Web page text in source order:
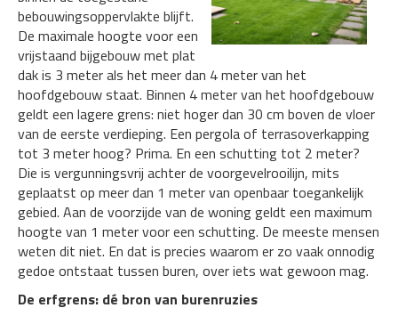
bebouwingsoppervlakte blijft.
De maximale hoogte voor een
vrijstaand bijgebouw met plat
dak is 3 meter als het meer dan 4 meter van het
hoofdgebouw staat. Binnen 4 meter van het hoofdgebouw
geldt een lagere grens: niet hoger dan 30 cm boven de vloer
van de eerste verdieping. Een pergola of terrasoverkapping
tot 3 meter hoog? Prima. En een schutting tot 2 meter?
Die is vergunningsvrij achter de voorgevelrooilijn, mits
geplaatst op meer dan 1 meter van openbaar toegankelijk
gebied. Aan de voorzijde van de woning geldt een maximum
hoogte van 1 meter voor een schutting. De meeste mensen
weten dit niet. En dat is precies waarom er zo vaak onnodig
gedoe ontstaat tussen buren, over iets wat gewoon mag.
De erfgrens: dé bron van burenruzies